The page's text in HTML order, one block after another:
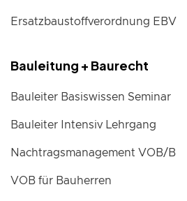
Ersatzbaustoffverordnung EBV
Bauleitung + Baurecht
Bauleiter Basiswissen Seminar
Bauleiter Intensiv Lehrgang
Nachtragsmanagement VOB/B
VOB für Bauherren